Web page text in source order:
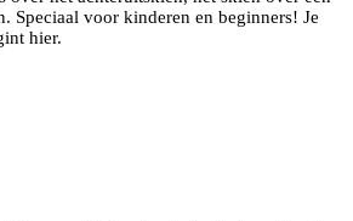
Speciaal voor kinderen en beginners! Je
hier.